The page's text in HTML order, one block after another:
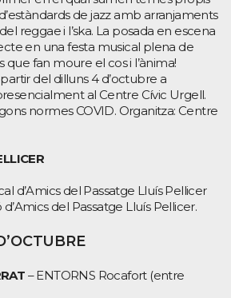
de jazz amb arranjaments
reggae i l’ska. La posada en escena
en una festa musical plena de
que fan moure el cos i l’ànima!
del dilluns 4 d’octubre a
al Centre Cívic Urgell.
normes COVID. Organitza: Centre
d’Amics del Passatge Lluís Pellicer
del Passatge Lluís Pellicer.
– ENTORNS Rocafort (entre